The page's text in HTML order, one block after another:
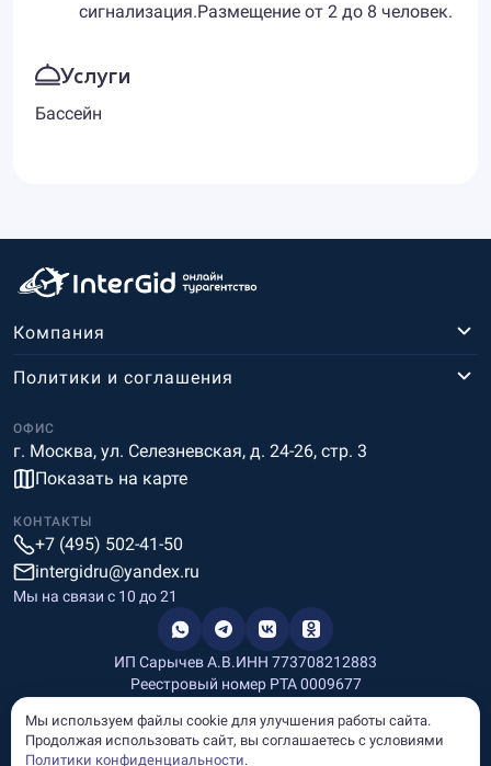
сигнализация.Размещение от 2 до 8 человек.
Услуги
Бассейн
Компания
ОФИС
г. Москва, ул. Селезневская, д. 24-26, стр. 3
Показать на карте
Политики и соглашения
КОНТАКТЫ
+7 (495) 502-41-50
intergidru@yandex.ru
Мы на связи c 10 до 21
ИП Сарычев А.В.ИНН 773708212883
Реестровый номер РТА 0009677
Информация, размещённая на сайте, носит информационный
характер и не является рекламой и публичной офертой.
Мы используем файлы cookie для улучшения работы сайта.
Продолжая использовать сайт, вы соглашаетесь с условиями
Политики конфиденциальности.